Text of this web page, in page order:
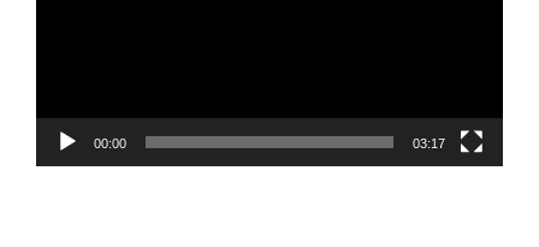
00:00 03:17